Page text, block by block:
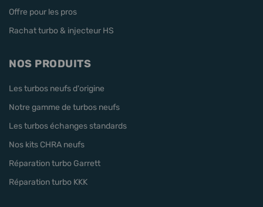
Offre pour les pros
Rachat turbo & injecteur HS
NOS PRODUITS
Les turbos neufs d'origine
Notre gamme de turbos neufs
Les turbos échanges standards
Nos kits CHRA neufs
Réparation turbo Garrett
Réparation turbo KKK